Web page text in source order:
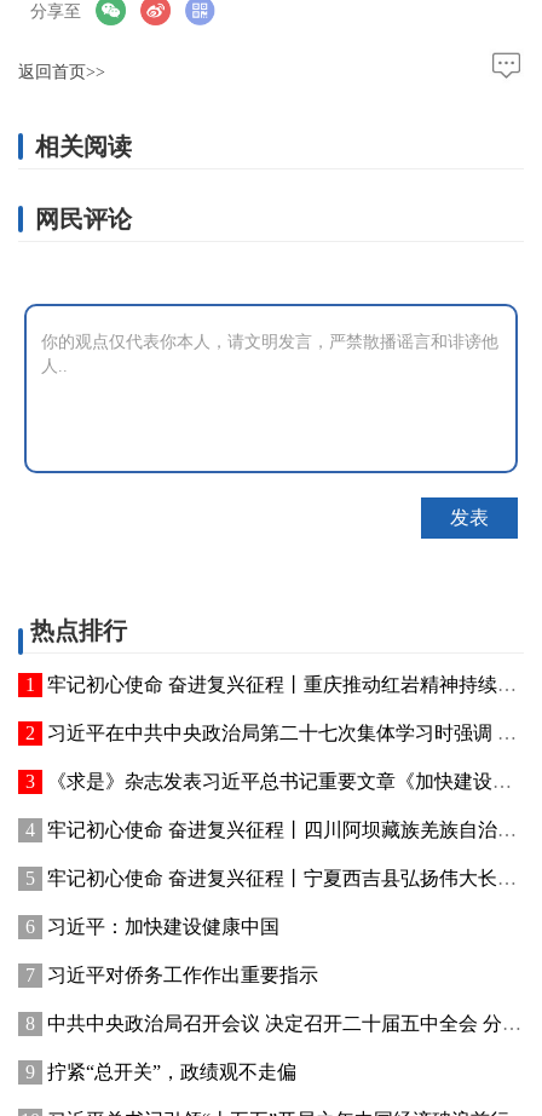
分享至
返回首页>>
相关阅读
网民评论
热点排行
牢记初心使命 奋进复兴征程丨重庆推动红岩精神持续焕发新的时代光芒 红岩丹心向阳开
习近平在中共中央政治局第二十七次集体学习时强调 强化政治引领 深化创新发展 高质量推进国防和军队现代化
《求是》杂志发表习近平总书记重要文章《加快建设健康中国》
牢记初心使命 奋进复兴征程丨四川阿坝藏族羌族自治州赓续红色血脉、厚植生态优势—— 红色旅游火 高原绿意浓
牢记初心使命 奋进复兴征程丨宁夏西吉县弘扬伟大长征精神——讲好红色故事发展乡村产业
习近平：加快建设健康中国
习近平对侨务工作作出重要指示
中共中央政治局召开会议 决定召开二十届五中全会 分析研究当前经济形势和经济工作 中共中央总书记习近平主持会议
拧紧“总开关”，政绩观不走偏